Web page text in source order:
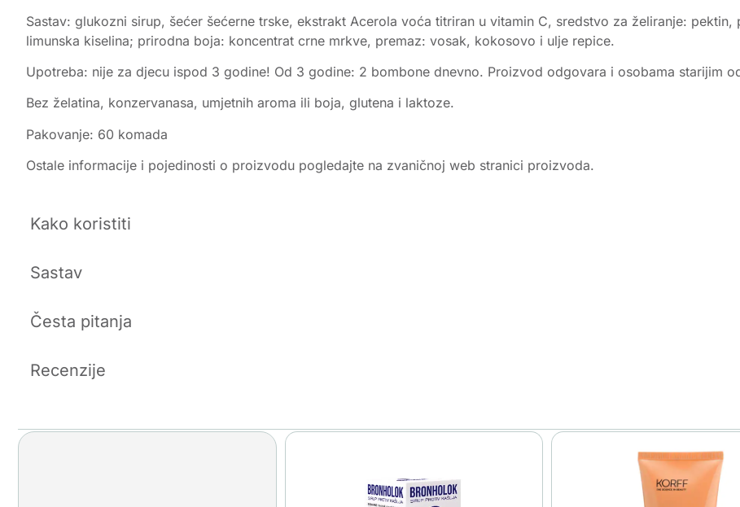
Sastav: glukozni sirup, šećer šećerne trske, ekstrakt Acerola voća titriran u vitamin C, sredstvo za želiranje:
limunska kiselina; prirodna boja: koncentrat crne mrkve, premaz: vosak, kokosovo i ulje repice.
Upotreba: nije za djecu ispod 3 godine! Od 3 godine: 2 bombone dnevno. Proizvod odgovara i osobama starijim
Bez želatina, konzervanasa, umjetnih aroma ili boja, glutena i laktoze.
Pakovanje: 60 komada
Ostale informacije i pojedinosti o proizvodu pogledajte na zvaničnoj web stranici proizvoda.
Kako koristiti
Sastav
Česta pitanja
Recenzije